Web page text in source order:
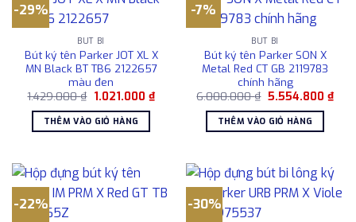
-29%
BÚT BI
Bút ký tên Parker JOT XL X
MN Black BT TB6 2122657
màu đen
1.429.000₫ Giá
là:
1.429.000 ₫.
1.021.000 ₫Giá
hiện
1.021.000 ₫.
THÊM VÀO GIỎ HÀNG
-7%
BÚT BI
Bút ký tên Parker SON X
Metal Red CT GB 2119783
chính hãng
6.000.000₫ Giá
là:
6.000.000 ₫.
5.554.800 ₫Giá
hiện
THÊM VÀO GIỎ HÀNG
-22% -30%